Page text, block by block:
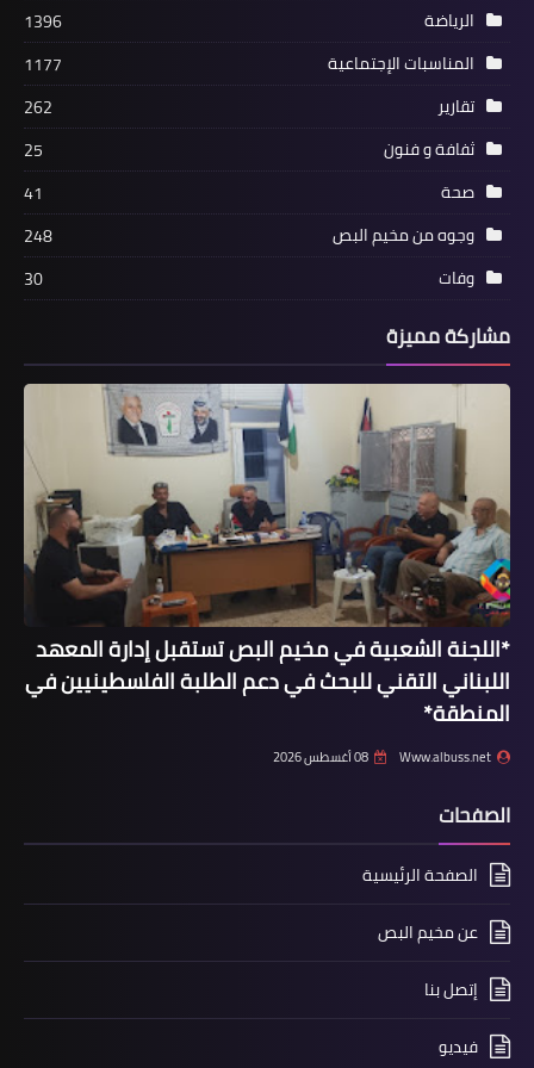
*سقوط 3 جرحى بإشتباك مسلح في صيدا
فجر اليوم..*
أخبار البص
*لقطات مصورة من ليلة عيد الاضحى
المبارك في مخيم البص*
أخبار البص
حركة "فتح" وفصائل "م.ت.ف" في البص
الرياضة
1396
المناسبات الإجتماعية
1177
تقارير
262
ثفافة و فنون
25
صحة
41
وجوه من مخيم البص
248
وفات
30
مشاركة مميزة
*اللجنة الشعبية في مخيم البص تستقبل إدارة المعهد
اللبناني التقني للبحث في دعم الطلبة الفلسطينيين في
المنطقة*
Www.albuss.net 08 أغسطس 2026
الصفحات
الصفحة الرئيسية
عن مخيم البص
إتصل بنا
فيديو